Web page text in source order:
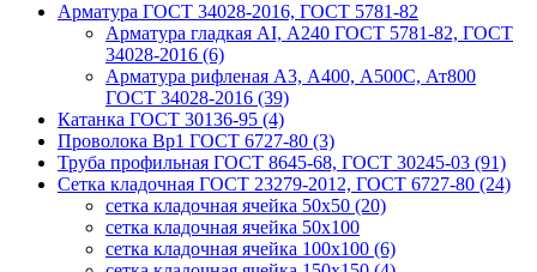
Арматура ГОСТ 34028-2016, ГОСТ 5781-82
Арматура гладкая AI, А240 ГОСТ 5781-82, ГОСТ
34028-2016 (6)
Арматура рифленая A3, А400, А500С, Ат800
ГОСТ 34028-2016 (39)
Катанка ГОСТ 30136-95 (4)
Проволока Вр1 ГОСТ 6727-80 (3)
Труба профильная ГОСТ 8645-68, ГОСТ 30245-03 (91)
Сетка кладочная ГОСТ 23279-2012, ГОСТ 6727-80 (24)
сетка кладочная ячейка 50x50 (20)
сетка кладочная ячейка 50x100
сетка кладочная ячейка 100x100 (6)